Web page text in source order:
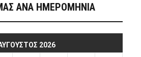
ΑΝΑ ΗΜΕΡΟΜΗΝΙΑ
2026